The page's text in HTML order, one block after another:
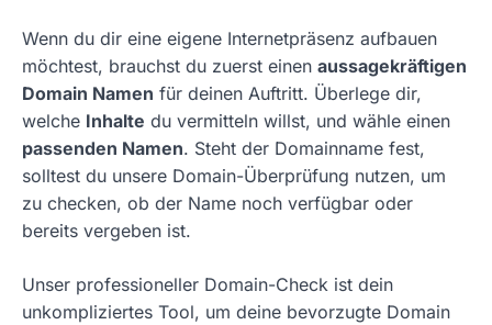
Wenn du dir eine eigene Internetpräsenz aufbauen
möchtest, brauchst du zuerst einen aussagekräftigen
Domain Namen für deinen Auftritt. Überlege dir,
welche Inhalte du vermitteln willst, und wähle einen
passenden Namen. Steht der Domainname fest,
solltest du unsere Domain-Überprüfung nutzen, um
zu checken, ob der Name noch verfügbar oder
bereits vergeben ist.
Unser professioneller Domain-Check ist dein
unkompliziertes Tool, um deine bevorzugte Domain